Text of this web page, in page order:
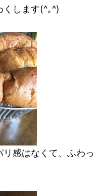
くします(^｡^)
感はなくて、ふわっ